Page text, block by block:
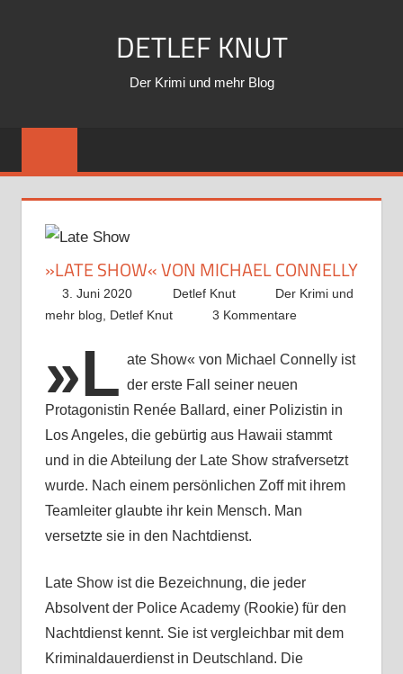
DETLEF KNUT
Der Krimi und mehr Blog
»LATE SHOW« VON MICHAEL CONNELLY
3. Juni 2020 Detlef Knut
Der Krimi und
mehr blog, Detlef Knut 3 Kommentare
»L ate Show« von Michael Connelly ist
der erste Fall seiner neuen
Protagonistin Renée Ballard, einer Polizistin in
Los Angeles, die gebürtig aus Hawaii stammt
und in die Abteilung der Late Show strafversetzt
wurde. Nach einem persönlichen Zoff mit ihrem
Teamleiter glaubte ihr kein Mensch. Man
versetzte sie in den Nachtdienst.
Late Show ist die Bezeichnung, die jeder
Absolvent der Police Academy (Rookie) für den
Nachtdienst kennt. Sie ist vergleichbar mit dem
Kriminaldauerdienst in Deutschland. Die